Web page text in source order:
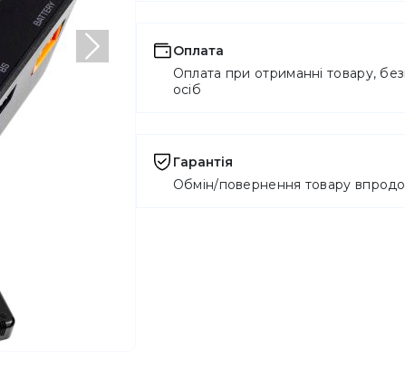
НаступнийОплата
Оплата при отриманні товару,
осіб
Гарантія
Обмін/повернення товару